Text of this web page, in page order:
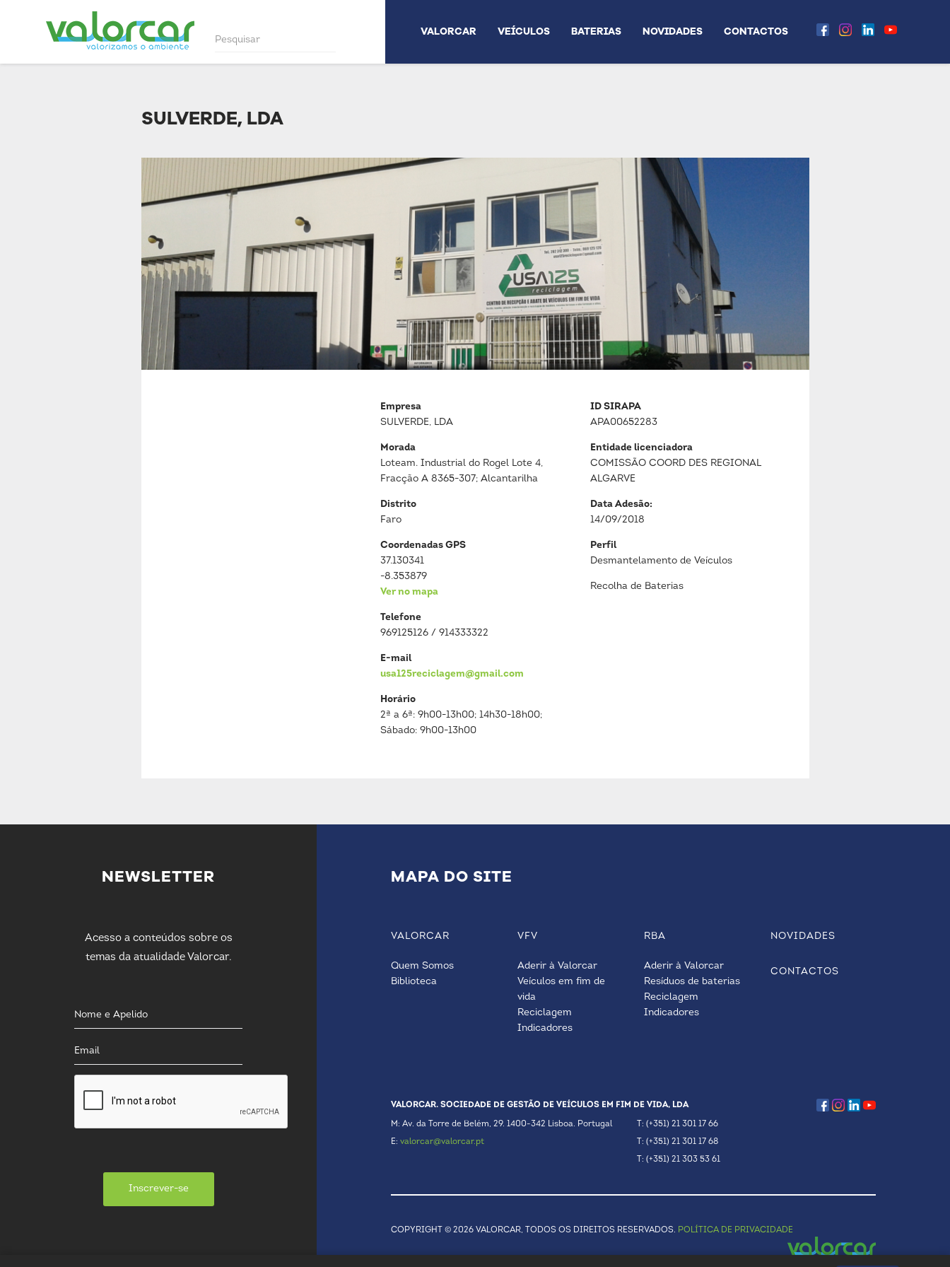
VALORCAR VEÍCULOS BATERIAS NOVIDADES CONTACTOS
SULVERDE, LDA
Empresa
SULVERDE, LDA
Morada
Loteam. Industrial do Rogel Lote 4,
Fracção A 8365-307; Alcantarilha
Distrito
Faro
Coordenadas GPS
37.130341
-8.353879
Ver no mapa
Telefone
969125126 / 914333322
E-mail
usa125reciclagem@gmail.com
Horário
2ª a 6ª: 9h00-13h00; 14h30-18h00;
Sábado: 9h00-13h00
ID SIRAPA
APA00652283
Entidade licenciadora
COMISSÃO COORD DES REGIONAL
ALGARVE
Data Adesão:
14/09/2018
Perfil
Desmantelamento de Veículos
Recolha de Baterias
NEWSLETTER
Acesso a conteúdos sobre os
temas da atualidade Valorcar.
Inscrever-se
MAPA DO SITE
VALORCAR
Quem Somos
Biblioteca
VFV
Aderir à Valorcar
Veículos em fim de
vida
Reciclagem
Indicadores
RBA
Aderir à Valorcar
Resíduos de baterias
Reciclagem
Indicadores
NOVIDADES
CONTACTOS
VALORCAR. SOCIEDADE DE GESTÃO DE VEÍCULOS EM FIM DE VIDA, LDA
M: Av. da Torre de Belém, 29. 1400-342 Lisboa. Portugal
E: valorcar@valorcar.pt
T: (+351) 21 301 17 66
T: (+351) 21 301 17 68
T: (+351) 21 303 53 61
COPYRIGHT © 2026 VALORCAR, TODOS OS DIREITOS RESERVADOS. POLÍTICA DE PRIVACIDADE